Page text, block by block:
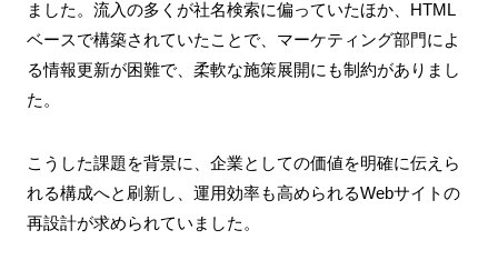
ました。流入の多くが社名検索に偏っていたほか、HTML
ベースで構築されていたことで、マーケティング部門によ
る情報更新が困難で、柔軟な施策展開にも制約がありまし
た。
こうした課題を背景に、企業としての価値を明確に伝えら
れる構成へと刷新し、運用効率も高められるWebサイトの
再設計が求められていました。